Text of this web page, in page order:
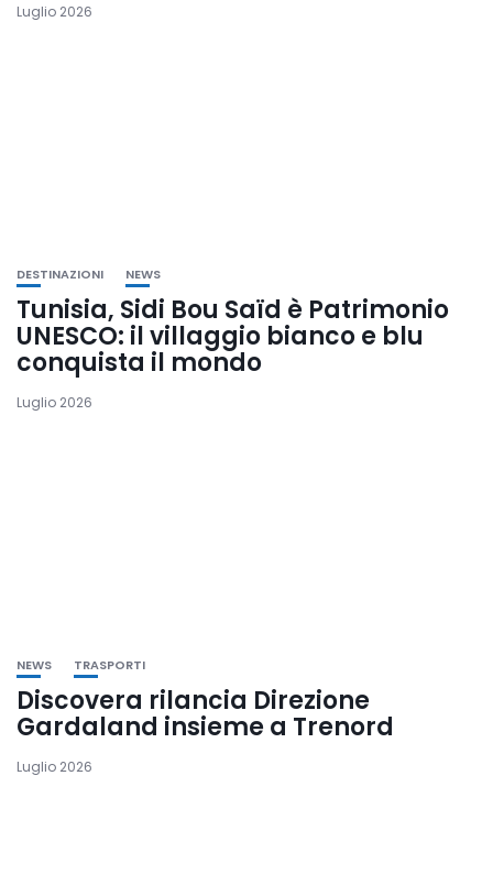
Luglio 2026
DESTINAZIONI NEWS
Tunisia, Sidi Bou Saïd è Patrimonio
UNESCO: il villaggio bianco e blu
conquista il mondo
Luglio 2026
NEWS TRASPORTI
Discovera rilancia Direzione
Gardaland insieme a Trenord
Luglio 2026